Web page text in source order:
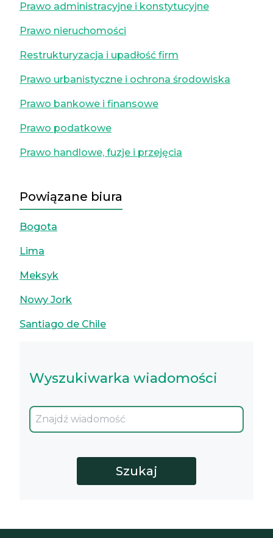
Prawo administracyjne i konstytucyjne
Prawo nieruchomości
Restrukturyzacja i upadłość firm
Prawo urbanistyczne i ochrona środowiska
Prawo bankowe i finansowe
Prawo podatkowe
Prawo handlowe, fuzje i przejęcia
Powiązane biura
Bogota
Lima
Meksyk
Nowy Jork
Santiago de Chile
Wyszukiwarka wiadomości